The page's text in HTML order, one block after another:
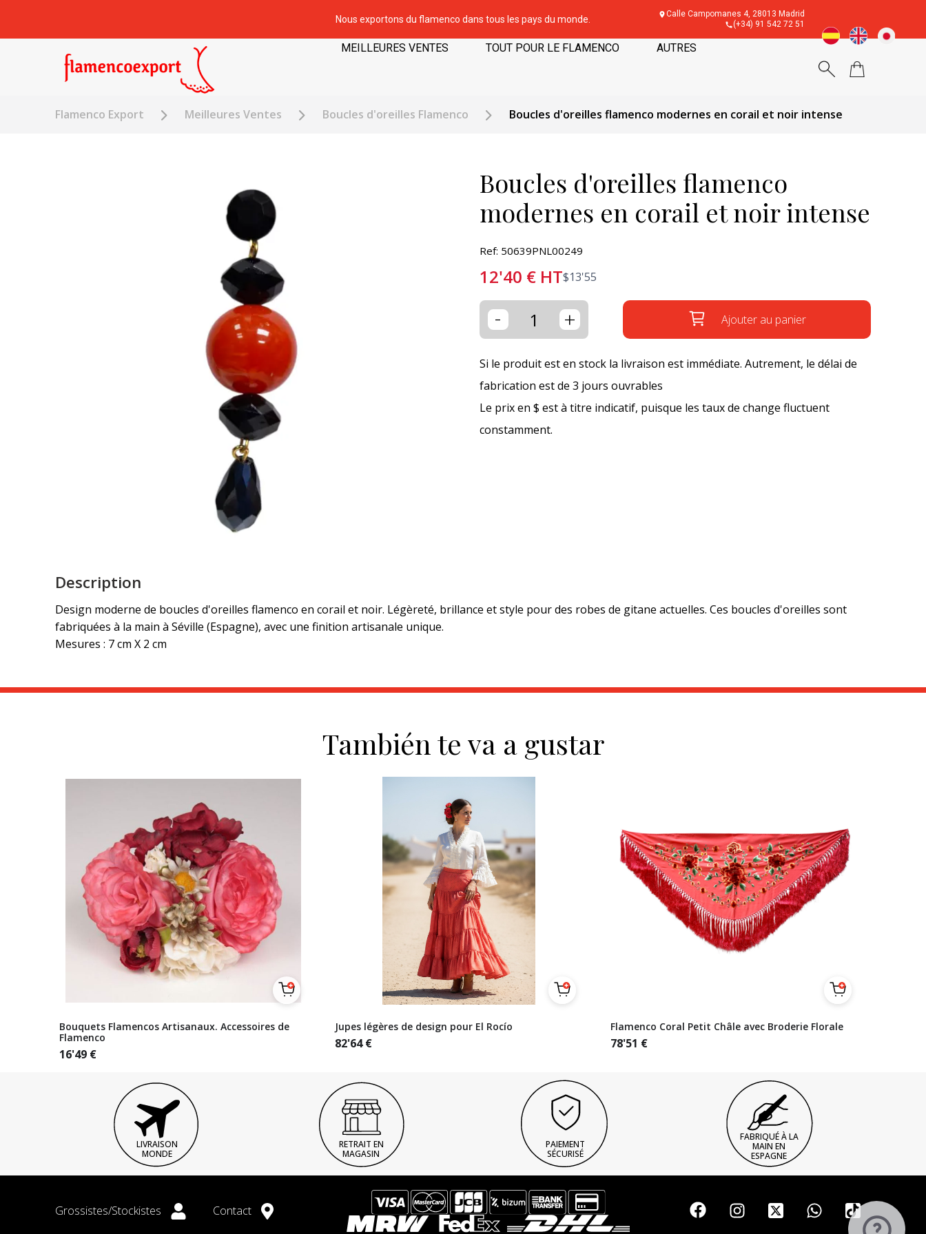
Nous exportons du flamenco dans tous les pays du monde.
Calle Campomanes 4, 28013 Madrid
(+34) 91 542 72 51
MEILLEURES VENTES TOUT POUR LE FLAMENCO AUTRES
Flamenco Export Meilleures Ventes Boucles d'oreilles Flamenco Boucles d'oreilles flamenco modernes en corail et noir intense
Boucles d'oreilles flamenco
modernes en corail et noir intense
Ref: 50639PNL00249
12'40 € HT$13'55
- + Ajouter au panier
Si le produit est en stock la livraison est immédiate. Autrement, le délai de
fabrication est de 3 jours ouvrables
Le prix en $ est à titre indicatif, puisque les taux de change fluctuent
constamment.
Description
Design moderne de boucles d'oreilles flamenco en corail et noir. Légèreté, brillance et style pour des robes de gitane actuelles. Ces boucles d'oreilles sont
fabriquées à la main à Séville (Espagne), avec une finition artisanale unique.
Mesures : 7 cm X 2 cm
También te va a gustar
Bouquets Flamencos Artisanaux. Accessoires de
Flamenco
16'49 €
Jupes légères de design pour El Rocío
82'64€
Flamenco Coral Petit Châle avec Broderie Florale
78'51 €
LIVRAISON
MONDE
RETRAIT EN
MAGASIN
PAIEMENT
SÉCURISÉ
FABRIQUÉ À LA
MAIN EN
ESPAGNE
Grossistes/Stockistes Contact